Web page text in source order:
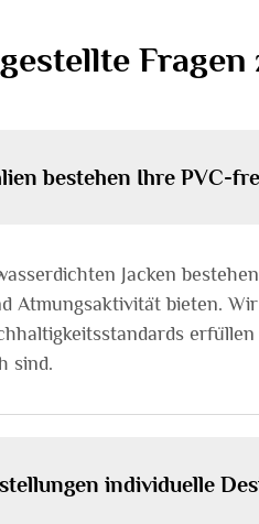
Fragen
bestehen Ihre PVC-
Jacken
Atmungsaktivität bieten.
sind.
individuelle